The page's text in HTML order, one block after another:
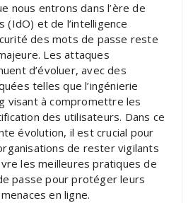
nous entrons dans l’ère de
(IdO) et de l’intelligence
des mots de passe reste
Les attaques
d’évoluer, avec des
telles que l’ingénierie
visant à compromettre les
des utilisateurs. Dans ce
évolution, il est crucial pour
de rester vigilants
les meilleures pratiques de
passe pour protéger leurs
en ligne.